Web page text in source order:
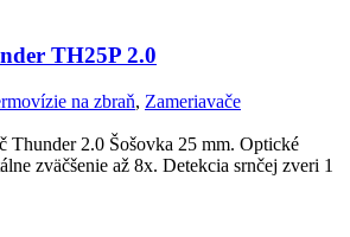
TH25P 2.0
na zbraň, Zameriavače
Thunder 2.0 Šošovka 25 mm. Optické
zväčšenie až 8x. Detekcia srnčej zveri 1